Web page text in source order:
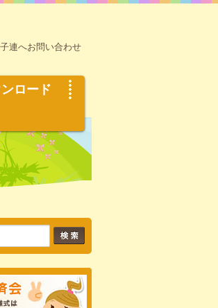
連へお問い合わせ
ロード